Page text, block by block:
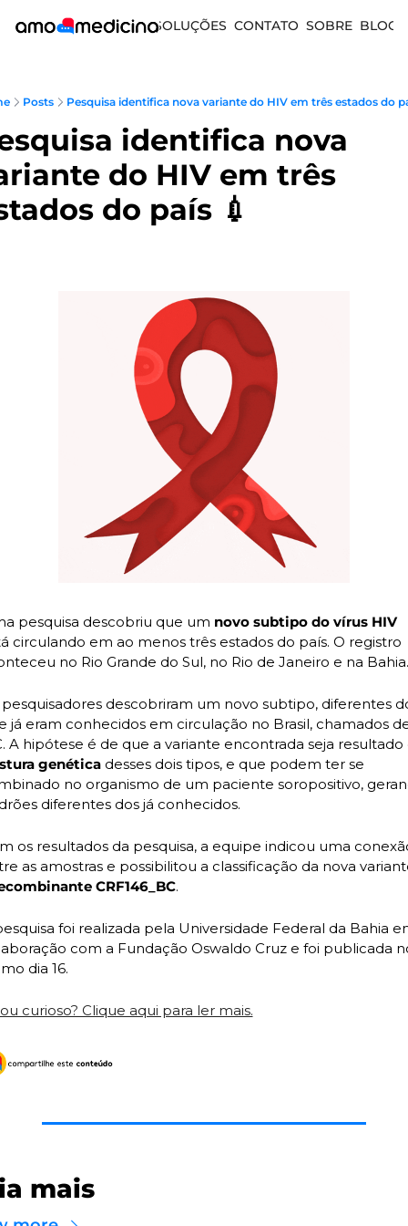
SOLUÇÕES CONTATO SOBRE BLOG
Posts Pesquisa identifica nova variante do HIV em três estados do
identifica nova
do HIV em três
do país 💉
pesquisa descobriu que um
novo subtipo do vírus HIV
circulando em ao menos três estados do país. O registro
no Rio Grande do Sul, no Rio de Janeiro e na Bahia.
pesquisadores descobriram um novo subtipo, diferentes
já eram conhecidos em circulação no Brasil, chamados
A hipótese é de que a variante encontrada seja resultado
genética desses dois tipos, e que podem ter se
no organismo de um paciente soropositivo,
diferentes dos já conhecidos.
os resultados da pesquisa, a equipe indicou uma
CRF146_BC.
foi realizada pela Universidade Federal da Bahia
com a Fundação Oswaldo Cruz e foi publicada
dia 16.
curioso? Clique aqui para ler mais.
mais